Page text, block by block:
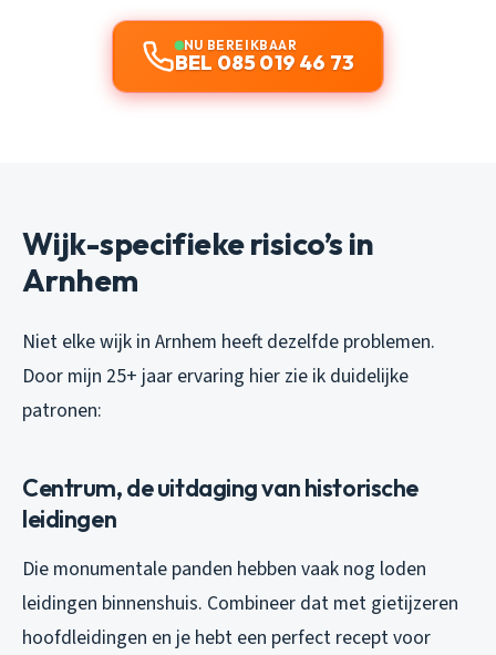
NU BEREIKBAAR
BEL 085 019 46 73
Wijk-specifieke risico’s in
Arnhem
Niet elke wijk in Arnhem heeft dezelfde problemen.
Door mijn 25+ jaar ervaring hier zie ik duidelijke
patronen:
Centrum, de uitdaging van historische
leidingen
Die monumentale panden hebben vaak nog loden
leidingen binnenshuis. Combineer dat met gietijzeren
hoofdleidingen en je hebt een perfect recept voor